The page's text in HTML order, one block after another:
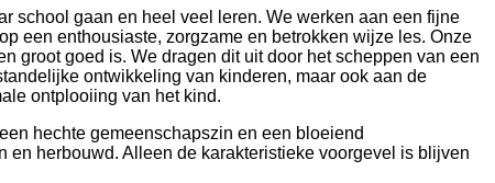
school gaan en heel veel leren. We werken aan een fijne
een enthousiaste, zorgzame en betrokken wijze les. Onze
groot goed is. We dragen dit uit door het scheppen van een
ontwikkeling van kinderen, maar ook aan de
ontplooiing van het kind.
hechte gemeenschapszin en een bloeiend
herbouwd. Alleen de karakteristieke voorgevel is blijven